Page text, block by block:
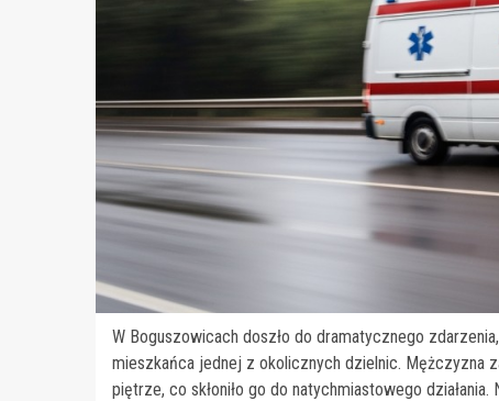
W Boguszowicach doszło do dramatycznego
mieszkańca jednej z okolicznych dzielnic. Mężczyzna
piętrze, co skłoniło go do natychmiastowego